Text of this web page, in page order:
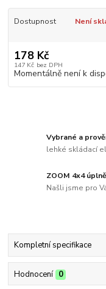
Dostupnost Není
178 Kč
147 Kč bez DPH
Momentálně není k
Vybrané a
lehké skládací
ZOOM 4x4
Našli jsme pro
Kompletní specifikace
Hodnocení 0